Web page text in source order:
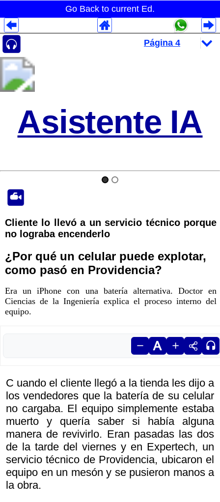
Go Back to current Ed.
Asistente IA
Cliente lo llevó a un servicio técnico porque
no lograba encenderlo
¿Por qué un celular puede explotar,
como pasó en Providencia?
Era un iPhone con una batería alternativa. Doctor en
Ciencias de la Ingeniería explica el proceso interno del
equipo.
C uando el cliente llegó a la tienda les dijo a
los vendedores que la batería de su celular
no cargaba. El equipo simplemente estaba
muerto y quería saber si había alguna
manera de revivirlo. Eran pasadas las dos
de la tarde del viernes y en Expertech, un
servicio técnico de Providencia, ubicaron el
equipo en un mesón y se pusieron manos a
la obra.
Despliegues Analytics
Despliegues Totales
Despliegues por Rubros